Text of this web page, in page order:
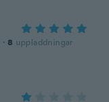
· 8 uppladdningar